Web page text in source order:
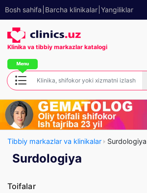
Bosh sahifa Barcha klinikalar Yangiliklar
Klinika va tibbiy markazlar katalogi
Tibbiy markazlar va klinikalar Surdologiya
Surdologiya
Toifalar